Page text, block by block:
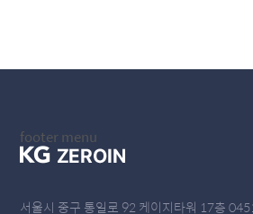
footer menu
제로인 소개
서울시 중구 통일로 92 케이지타워 17층